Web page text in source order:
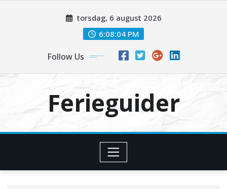
torsdag, 6 august 2026
6:08:04 PM
Follow Us
Ferieguider